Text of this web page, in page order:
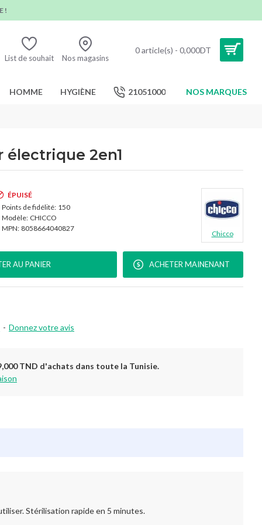
!
List de souhait Nos magasins
0 article(s) - 0,000DT
HOMME HYGIÈNE 21051000 NOS MARQUES
électrique 2en1
- Donnez votre avis
ÉPUISÉ
Points de fidélité: 150
Modèle: CHICCO
MPN: 8058664040827
Chicco
AU PANIER ACHETER MAINENANT
TND d'achats dans toute la Tunisie.
Stérilisation rapide en 5 minutes.